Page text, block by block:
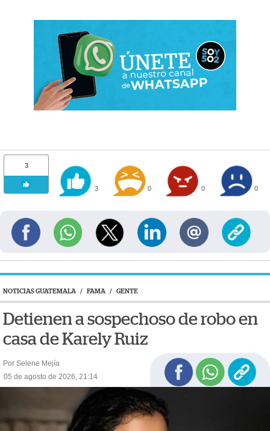
3
3 0 0 0
NOTICIAS GUATEMALA / FAMA / GENTE
Detienen a sospechoso de robo en
casa de Karely Ruiz
Por Selene Mejía
05 de agosto de 2026, 21:14